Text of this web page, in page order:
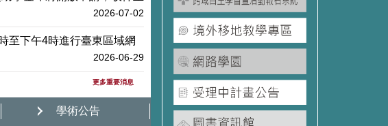
2026-07-02
至下午4時進行臺東區域網
2026-06-29
更多重要消息
學術公告